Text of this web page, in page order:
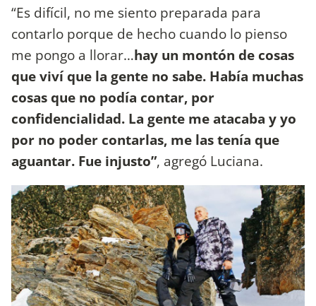
“Es difícil, no me siento preparada para
contarlo porque de hecho cuando lo pienso
me pongo a llorar…hay un montón de cosas
que viví que la gente no sabe. Había muchas
cosas que no podía contar, por
confidencialidad. La gente me atacaba y yo
por no poder contarlas, me las tenía que
aguantar. Fue injusto”, agregó Luciana.